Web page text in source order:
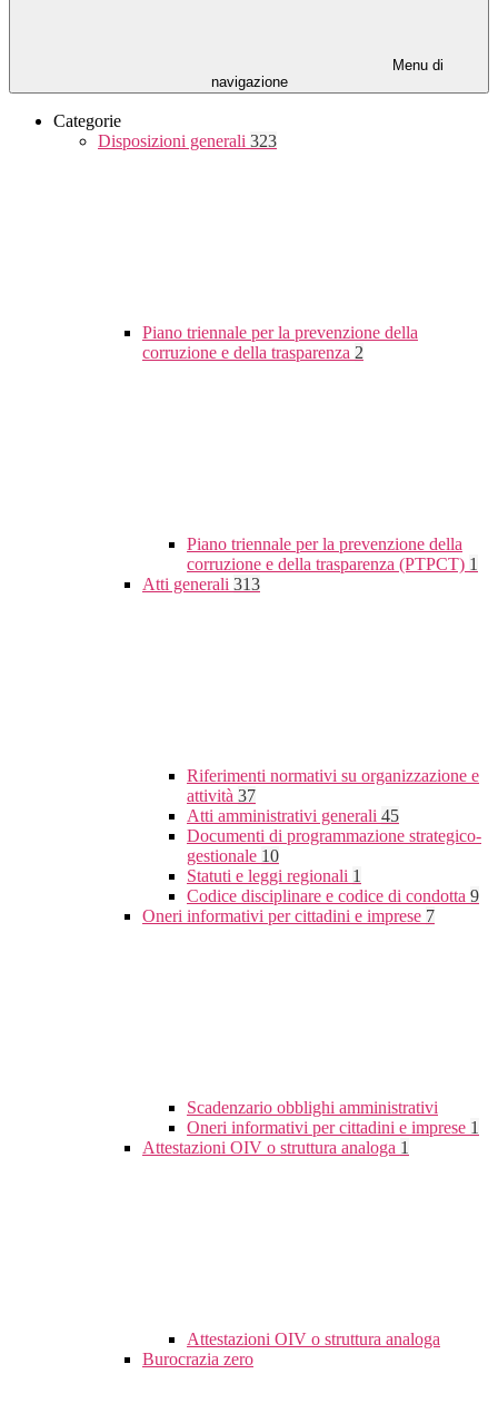
Menu di
navigazione
Categorie
Disposizioni generali 323
Piano triennale per la prevenzione della
corruzione e della trasparenza 2
Piano triennale per la prevenzione della
corruzione e della trasparenza (PTPCT) 1
Atti generali 313
Riferimenti normativi su organizzazione e
attività 37
Atti amministrativi generali 45
Documenti di programmazione strategico-
gestionale 10
Statuti e leggi regionali 1
Codice disciplinare e codice di condotta 9
Oneri informativi per cittadini e imprese 7
Scadenzario obblighi amministrativi
Oneri informativi per cittadini e imprese 1
Attestazioni OIV o struttura analoga 1
Attestazioni OIV o struttura analoga
Burocrazia zero